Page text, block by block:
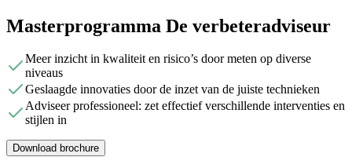
Masterprogramma De verbeteradviseur
Meer inzicht in kwaliteit en risico’s door meten op diverse
niveaus
Geslaagde innovaties door de inzet van de juiste technieken
Adviseer professioneel: zet effectief verschillende interventies en
stijlen in
Download brochure